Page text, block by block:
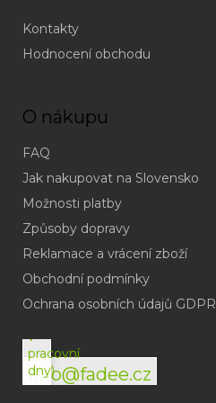
Kontakty
Hodnocení obchodu
O nákupu
FAQ
Jak nakupovat na Slovensko
Možnosti platby
Způsoby dopravy
Reklamace a vrácení zboží
Obchodní podmínky
Ochrana osobních údajů GDPR
info@fadee.cz
(odpověď
do
v
pracovní
dny)
(Po-